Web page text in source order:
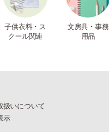
子供衣料・ス
クール関連
文房具・事務
用品
扱いについて
示